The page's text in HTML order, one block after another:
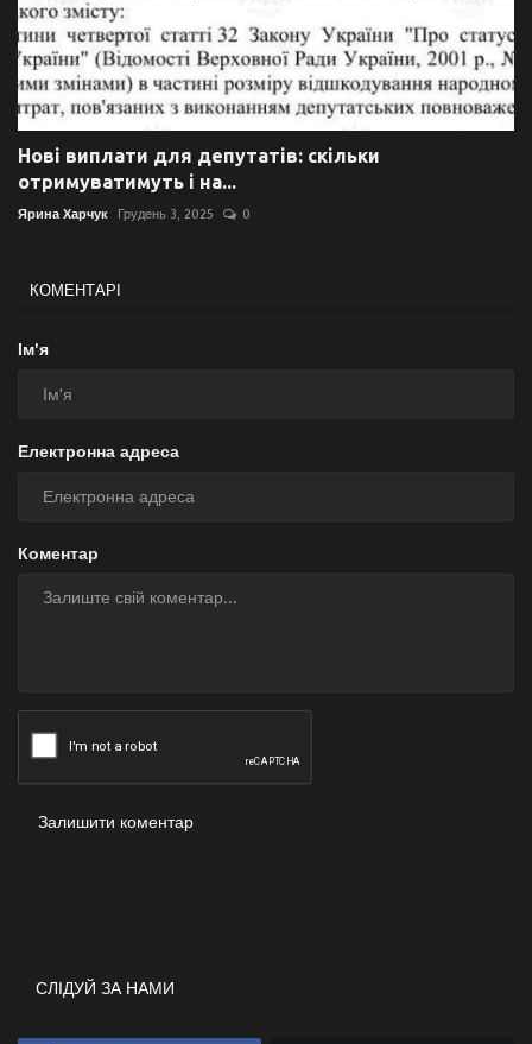
Нові виплати для депутатів: скільки
отримуватимуть і на...
Ярина Харчук Грудень 3, 2025 0
КОМЕНТАРІ
Ім'я
Електронна адреса
Коментар
Залишити коментар
СЛІДУЙ ЗА НАМИ